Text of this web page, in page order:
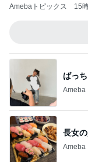
Amebaトピックス 15
ばっ
Ameba
長女
Ameba